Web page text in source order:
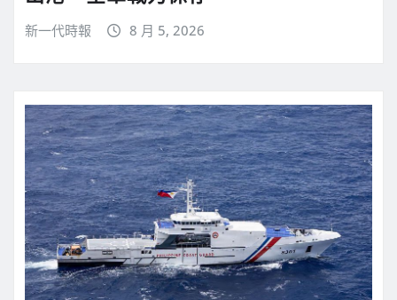
新一代時報 8 月 5, 2026